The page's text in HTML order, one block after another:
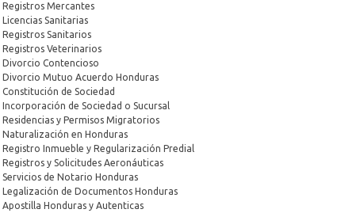
Registros Mercantes
Licencias Sanitarias
Registros Sanitarios
Registros Veterinarios
Divorcio Contencioso
Divorcio Mutuo Acuerdo Honduras
Constitución de Sociedad
Incorporación de Sociedad o Sucursal
Residencias y Permisos Migratorios
Naturalización en Honduras
Registro Inmueble y Regularización Predial
Registros y Solicitudes Aeronáuticas
Servicios de Notario Honduras
Legalización de Documentos Honduras
Apostilla Honduras y Autenticas